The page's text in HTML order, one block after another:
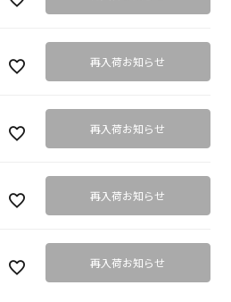
再入荷お知らせ
再入荷お知らせ
再入荷お知らせ
再入荷お知らせ